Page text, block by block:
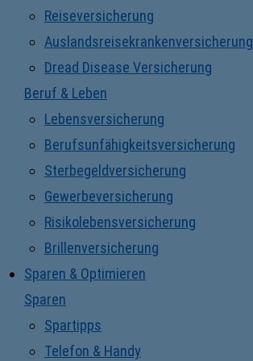
Reiseversicherung
Auslandsreisekrankenversicherung
Dread Disease Versicherung
Beruf & Leben
Lebensversicherung
Berufsunfähigkeitsversicherung
Sterbegeldversicherung
Gewerbeversicherung
Risikolebensversicherung
Brillenversicherung
Sparen & Optimieren
Sparen
Spartipps
Telefon & Handy